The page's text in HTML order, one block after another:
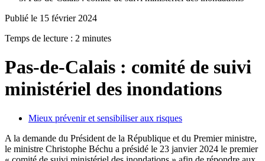
Publié le 15 février 2024
Temps de lecture : 2 minutes
Pas-de-Calais : comité de suivi
ministériel des inondations
Mieux prévenir et sensibiliser aux risques
A la demande du Président de la République et du Premier ministre,
le ministre Christophe Béchu a présidé le 23 janvier 2024 le premier